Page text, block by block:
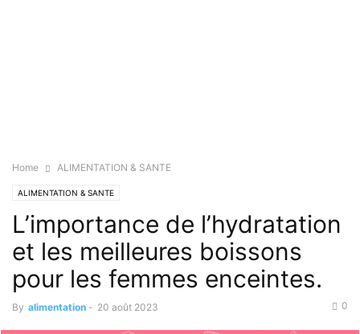
Home ALIMENTATION & SANTE
ALIMENTATION & SANTE
L’importance de l’hydratation
et les meilleures boissons
pour les femmes enceintes.
By alimentation - 20 août 2023 0